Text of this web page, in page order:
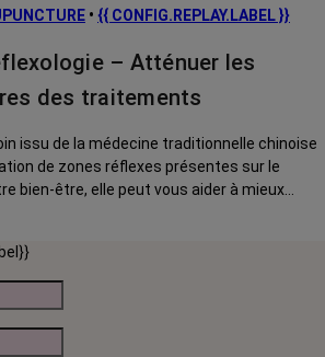
• {{ CONFIG.REPLAY.LABEL }}
– Atténuer les
des traitements
issu de la médecine traditionnelle chinoise
de zones réflexes présentes sur le
bien-être, elle peut vous aider à mieux
Maxime, réflexologue, vous aide à
la réflexologie palmaire, quelle
parcours de soin, comment repérer vos